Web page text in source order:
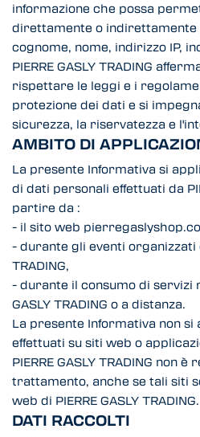
informazione che possa
direttamente o indirettamente
cognome, nome, indirizzo IP,
PIERRE GASLY TRADING
rispettare le leggi e i
protezione dei dati e si
sicurezza, la riservatezza e
AMBITO DI
La presente Informativa si
di dati personali effettuati da
partire da :
- il sito web
- durante gli eventi organizzati
TRADING,
- durante il consumo di servizi
GASLY TRADING o a distanza.
La presente Informativa non
effettuati su siti web o
PIERRE GASLY TRADING non
trattamento, anche se tali siti
web di PIERRE GASLY TRADING.
DATI RACCOLTI